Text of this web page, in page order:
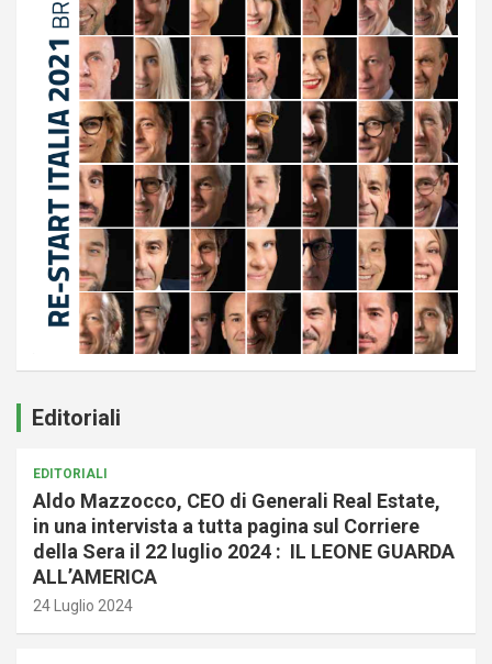
Editoriali
EDITORIALI
Aldo Mazzocco, CEO di Generali Real Estate,
in una intervista a tutta pagina sul Corriere
della Sera il 22 luglio 2024 : IL LEONE GUARDA
ALL’AMERICA
24 Luglio 2024